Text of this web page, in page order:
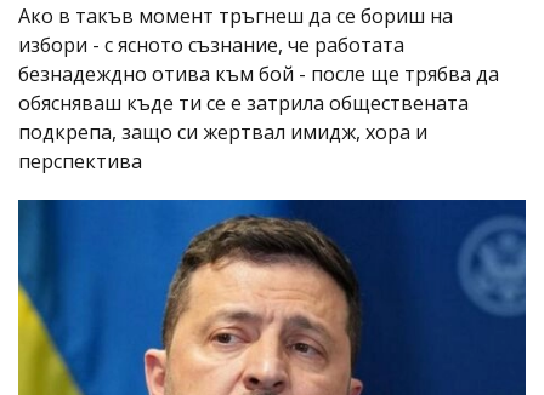
Ако в такъв момент тръгнеш да се бориш на
избори - с ясното съзнание, че работата
безнадеждно отива към бой - после ще трябва да
обясняваш къде ти се е затрила обществената
подкрепа, защо си жертвал имидж, хора и
перспектива